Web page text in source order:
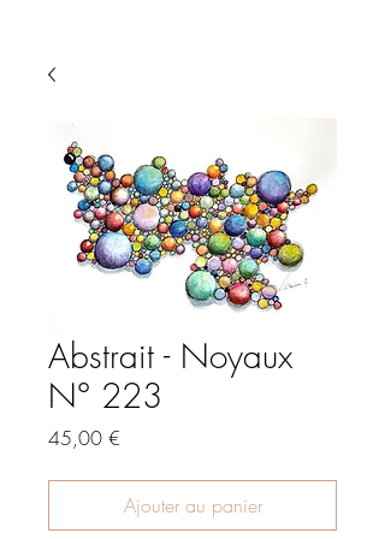
Abstrait - Noyaux
N° 223
45,00 €
Ajouter au panier